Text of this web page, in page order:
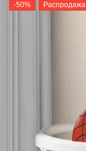
-50% Распродажа